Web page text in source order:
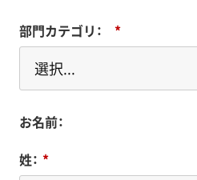
*
部門カテゴリ：
お名前：
*
姓：